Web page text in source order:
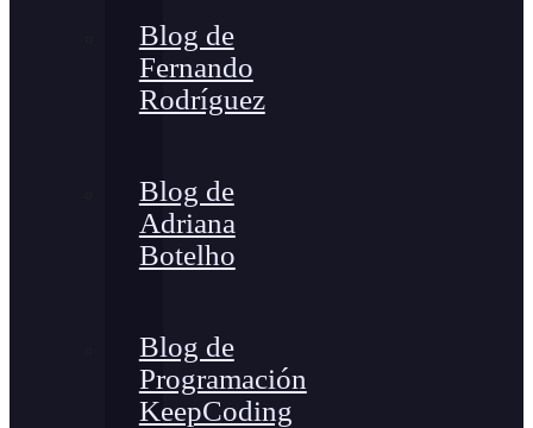
Blog de
Fernando
Rodríguez
Blog de
Adriana
Botelho
Blog de
Programación
KeepCoding